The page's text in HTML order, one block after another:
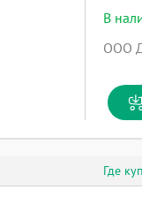
В
ООО
Где